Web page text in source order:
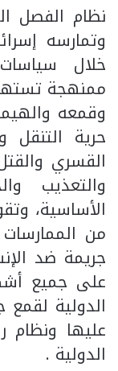
نظام الفصل
وتمارسه
خلال
ممنهجة
وقمعه
حرية التنقل
القسري
والتعذيب
الأساسية،
من الممارسات
جريمة ضد
على جميع
الدولية
عليها ونظام
الدولية .